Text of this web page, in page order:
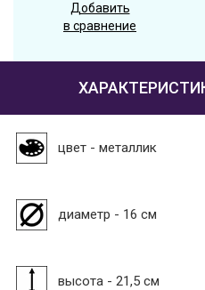
Добавить
в сравнение
цвет - металлик
диаметр - 16 см
высота - 21,5 см